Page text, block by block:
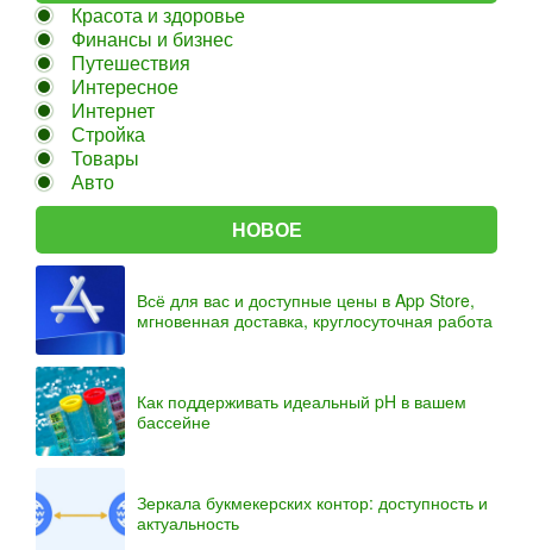
Красота и здоровье
Финансы и бизнес
Путешествия
Интересное
Интернет
Стройка
Товары
Авто
НОВОЕ
Всё для вас и доступные цены в App Store,
мгновенная доставка, круглосуточная работа
Как поддерживать идеальный pH в вашем
бассейне
Зеркала букмекерских контор: доступность и
актуальность